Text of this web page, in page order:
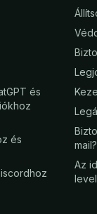
és
és
mail?
Az